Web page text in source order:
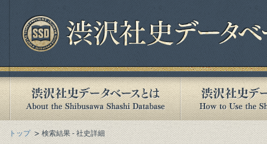
トップ 検索結果 - 社史詳細